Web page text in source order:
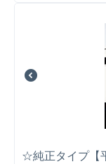
☆純正タイプ【